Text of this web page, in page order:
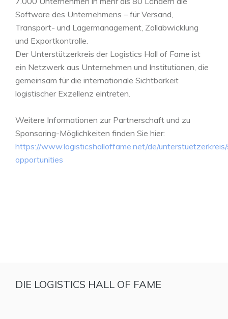
Software des Unternehmens – für Versand,
Transport- und Lagermanagement, Zollabwicklung
und Exportkontrolle.
Der Unterstützerkreis der Logistics Hall of Fame ist
ein Netzwerk aus Unternehmen und Institutionen, die
gemeinsam für die internationale Sichtbarkeit
logistischer Exzellenz eintreten.
Weitere Informationen zur Partnerschaft und zu
Sponsoring-Möglichkeiten finden Sie hier:
https://www.logisticshalloffame.net/de/
opportunities
DIE LOGISTICS HALL OF FAME